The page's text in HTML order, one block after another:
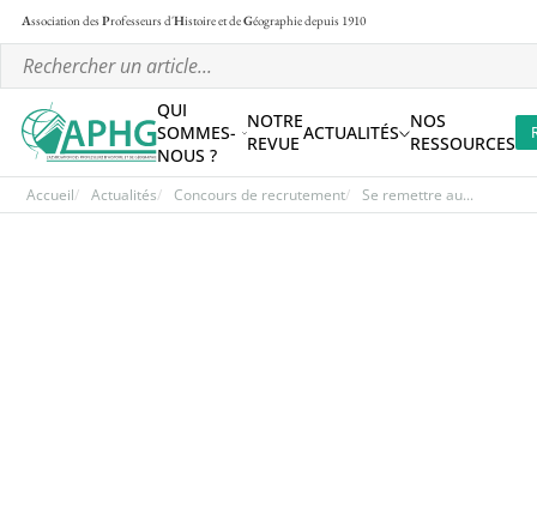
Association desProfesseurs d'Histoire et deGéographiedepuis 1910
QUI
SOMMES-
NOUS ?
NOTRE
REVUE ACTUALITÉS NOS
RESSOURCES
Accueil Actualités Concours de recrutement Se remettre au...